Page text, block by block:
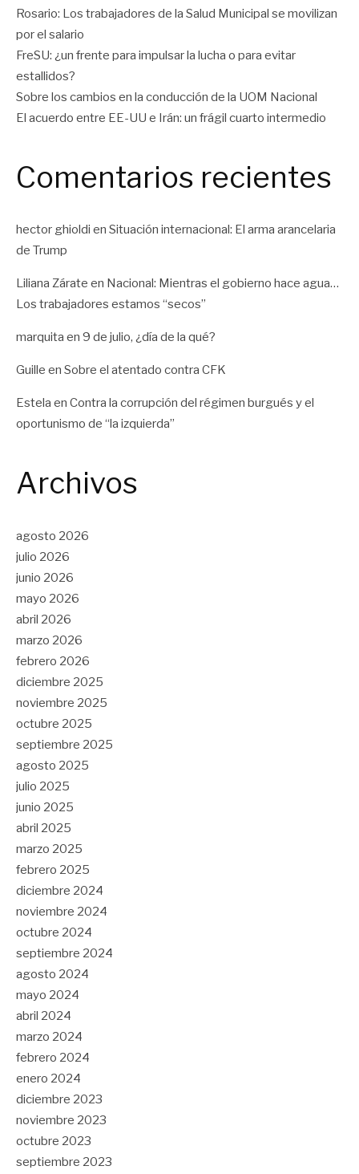
Rosario: Los trabajadores de la Salud Municipal se movilizan
por el salario
FreSU: ¿un frente para impulsar la lucha o para evitar
estallidos?
Sobre los cambios en la conducción de la UOM Nacional
El acuerdo entre EE-UU e Irán: un frágil cuarto intermedio
Comentarios recientes
hector ghioldi en Situación internacional: El arma arancelaria
de Trump
Liliana Zárate en Nacional: Mientras el gobierno hace agua…
Los trabajadores estamos “secos”
marquita en 9 de julio, ¿día de la qué?
Guille en Sobre el atentado contra CFK
Estela en Contra la corrupción del régimen burgués y el
oportunismo de “la izquierda”
Archivos
agosto 2026
julio 2026
junio 2026
mayo 2026
abril 2026
marzo 2026
febrero 2026
diciembre 2025
noviembre 2025
octubre 2025
septiembre 2025
agosto 2025
julio 2025
junio 2025
abril 2025
marzo 2025
febrero 2025
diciembre 2024
noviembre 2024
octubre 2024
septiembre 2024
agosto 2024
mayo 2024
abril 2024
marzo 2024
febrero 2024
enero 2024
diciembre 2023
noviembre 2023
octubre 2023
septiembre 2023